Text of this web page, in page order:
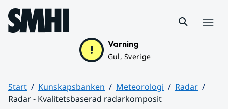
Hoppa till sidans innehåll
Varning
Gul, Sverige
Start Kunskapsbanken Meteorologi
Radar
Radar - Kvalitetsbaserad radarkomposit